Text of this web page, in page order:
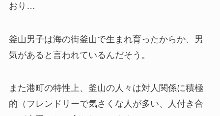
おり…
釜山男子は海の街釜山で生まれ育ったからか、男
気があると言われているんだそう。
また港町の特性上、釜山の人々は対人関係に積極
的（フレンドリーで気さくな人が多い、人付き合